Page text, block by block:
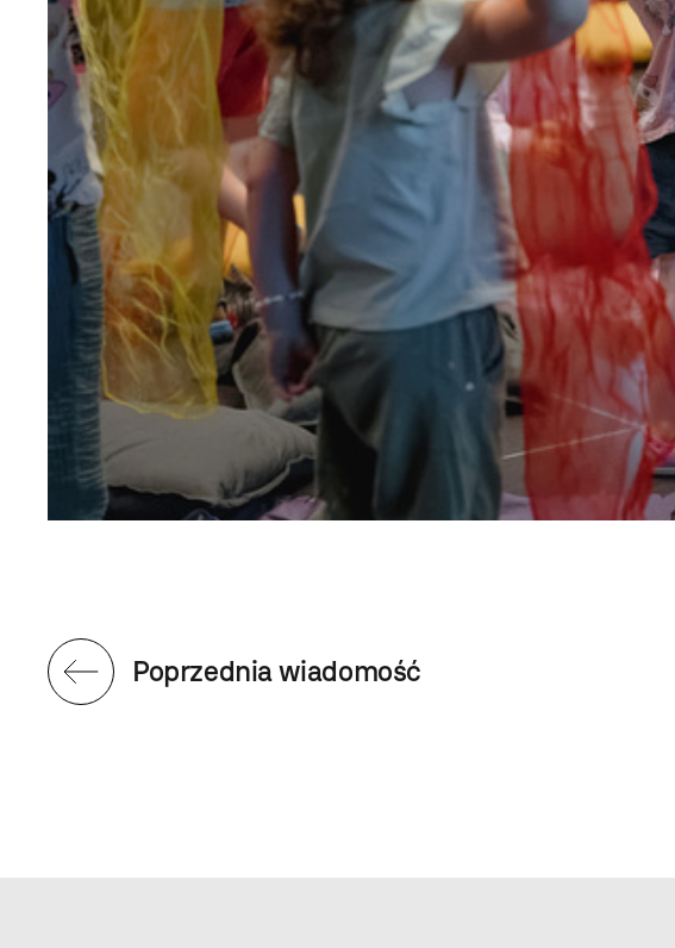
Poprzednia wiadomość